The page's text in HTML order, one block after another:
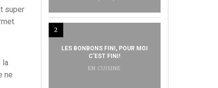
super
la
ne
2
LES BONBONS FINI, POUR MOI
C’EST FINI!
EN CUISINE